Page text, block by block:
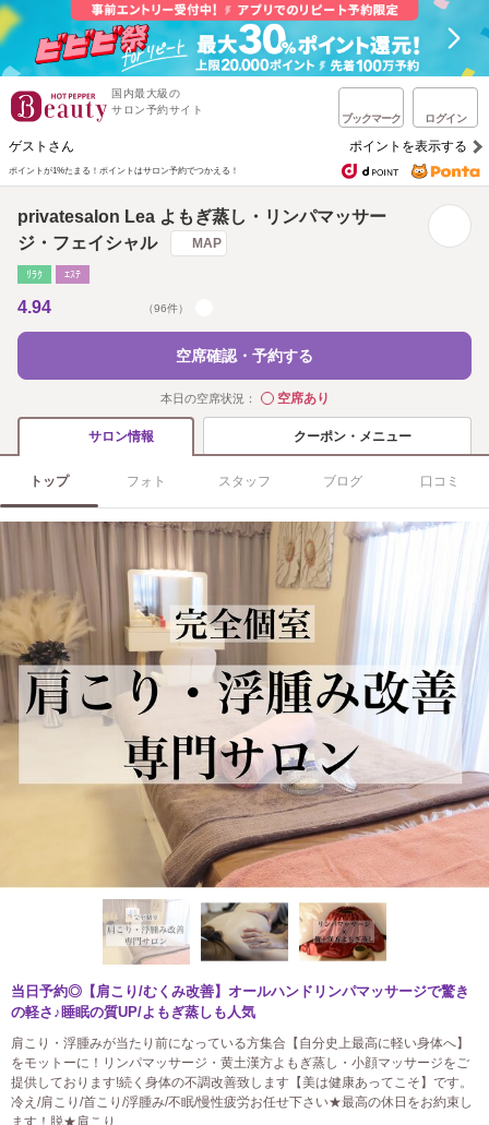
国内最大級の
サロン予約サイト
ブックマーク ログイン
ゲストさん ポイントを表示する
ポイントが1%たまる！ ポイントはサロン予約でつかえる！
privatesalon Lea よもぎ蒸し・リンパマッサー
ジ・フェイシャル
MAP
ﾘﾗｸ ｴｽﾃ
4.94 （96件）
空席確認・予約する
本日の空席状況： ◯空席あり
サロン情報 クーポン・メニュー
トップ フォト スタッフ ブログ 口コミ
当日予約◎【肩こり/むくみ改善】オールハンドリンパマッサージで驚き
の軽さ♪睡眠の質UP/よもぎ蒸しも人気
肩こり・浮腫みが当たり前になっている方集合【自分史上最高に軽い身体へ】
をモットーに！リンパマッサージ・黄土漢方よもぎ蒸し・小顔マッサージをご
提供しております!続く身体の不調改善致します【美は健康あってこそ】です。
冷え/肩こり/首こり/浮腫み/不眠/慢性疲労お任せ下さい★最高の休日をお約束し
ます！脱★肩こり